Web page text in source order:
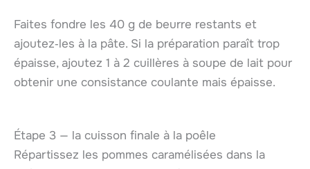
Faites fondre les 40 g de beurre restants et
ajoutez‑les à la pâte. Si la préparation paraît trop
épaisse, ajoutez 1 à 2 cuillères à soupe de lait pour
obtenir une consistance coulante mais épaisse.
Étape 3 — la cuisson finale à la poêle
Répartissez les pommes caramélisées dans la